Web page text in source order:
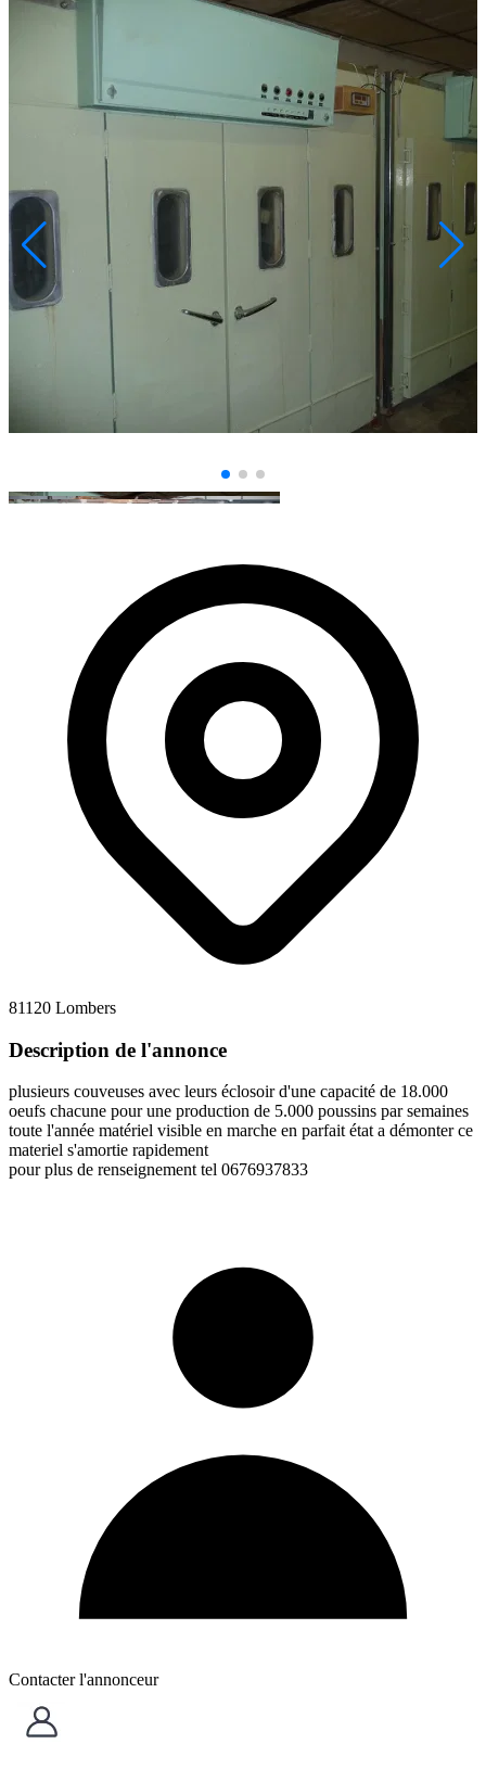
81120 Lombers
Description de l'annonce
plusieurs couveuses avec leurs éclosoir d'une capacité de 18.000
oeufs chacune pour une production de 5.000 poussins par semaines
toute l'année matériel visible en marche en parfait état a démonter ce
materiel s'amortie rapidement
pour plus de renseignement tel 0676937833
Contacter l'annonceur